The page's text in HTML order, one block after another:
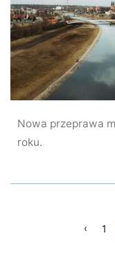
Nowa przeprawa
roku.
Nawigacja1